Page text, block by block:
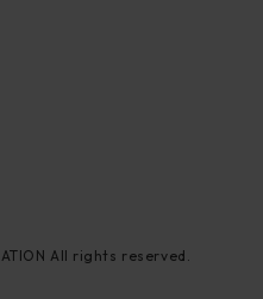
All rights reserved.